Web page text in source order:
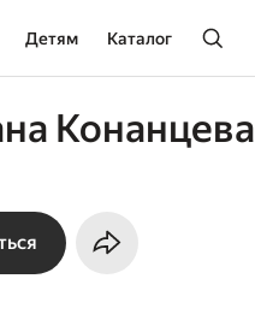
Детям Каталог
Конанцева